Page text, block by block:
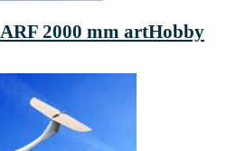
2000 mm artHobby